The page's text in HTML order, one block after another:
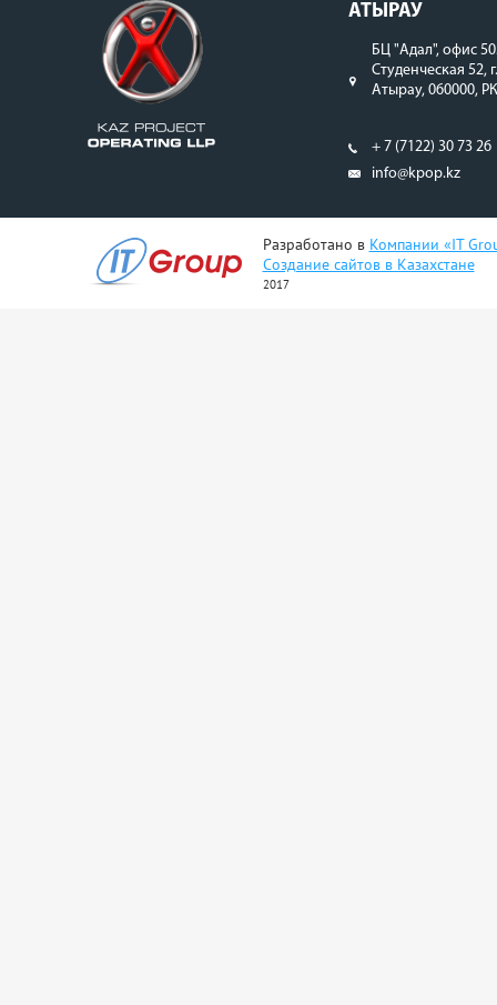
АТЫРАУ
БЦ "Адал", офис
Студенческая 52, г.
Атырау, 060000, РК
+ 7 (7122) 30 73 26
info@kpop.kz
Разработано в Компании «IT
Создание сайтов в Казахстане
2017